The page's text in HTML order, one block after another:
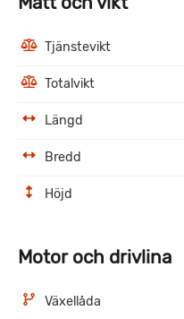
Tjänstevikt
Totalvikt
Längd
Bredd
Höjd
Motor och drivlina
Växellåda